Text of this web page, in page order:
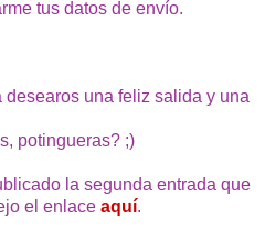
tus datos de envío.
una feliz salida y una
potingueras? ;)
la segunda entrada que
el enlace aquí.